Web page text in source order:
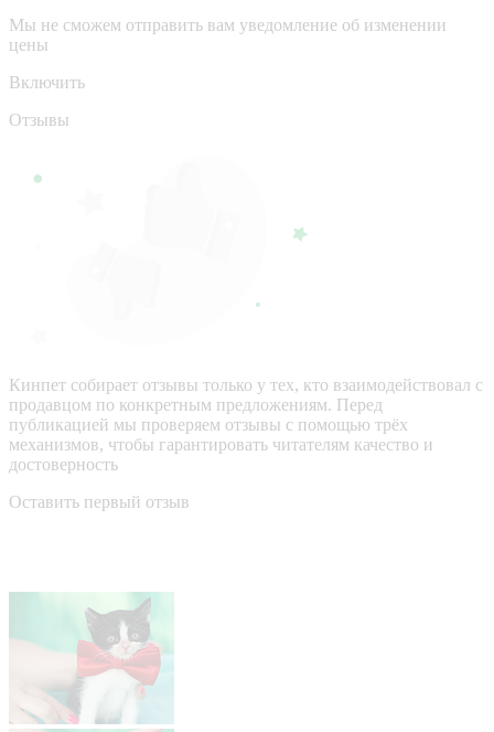
Мы не сможем отправить вам уведомление об изменении
цены
Включить
Отзывы
Кинпет собирает отзывы только у тех, кто взаимодействовал с
продавцом по конкретным предложениям. Перед
публикацией мы проверяем отзывы с помощью трёх
механизмов, чтобы гарантировать читателям качество и
достоверность
Оставить первый отзыв